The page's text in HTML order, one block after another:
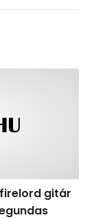
gitár